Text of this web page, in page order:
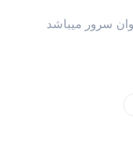
سرور میباشد